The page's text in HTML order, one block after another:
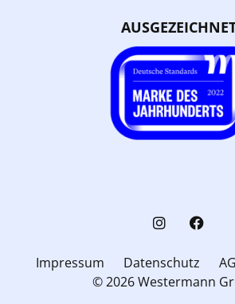
Impressum Datenschutz
© 2026 Westermann